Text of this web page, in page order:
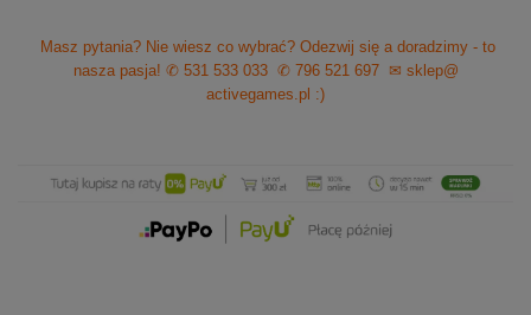
Masz pytania? Nie wiesz co wybrać? Odezwij się a doradzimy - to
nasza pasja! ✆ 531 533 033 ✆ 796 521 697
✉ sklep@
activegames.pl :)